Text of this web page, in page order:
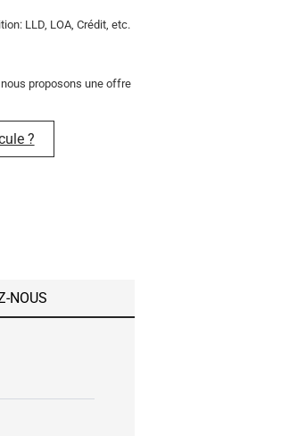
LLD, LOA, Crédit, etc.
proposons une offre
?
NOUS